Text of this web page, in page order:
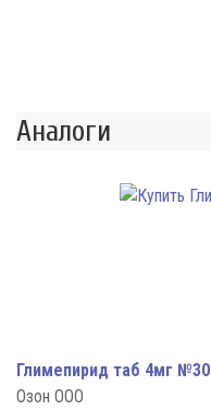
Аналоги
Глимепирид таб 4мг №30
Озон ООО